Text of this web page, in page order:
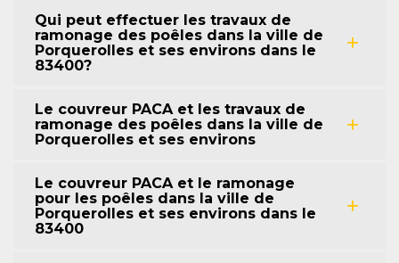
Qui peut effectuer les travaux de
ramonage des poêles dans la ville de
Porquerolles et ses environs dans le
83400?
Le couvreur PACA et les travaux de
ramonage des poêles dans la ville de
Porquerolles et ses environs
Le couvreur PACA et le ramonage
pour les poêles dans la ville de
Porquerolles et ses environs dans le
83400